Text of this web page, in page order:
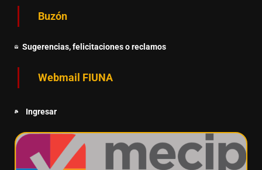
Buzón
Sugerencias, felicitaciones o reclamos
Webmail FIUNA
Ingresar